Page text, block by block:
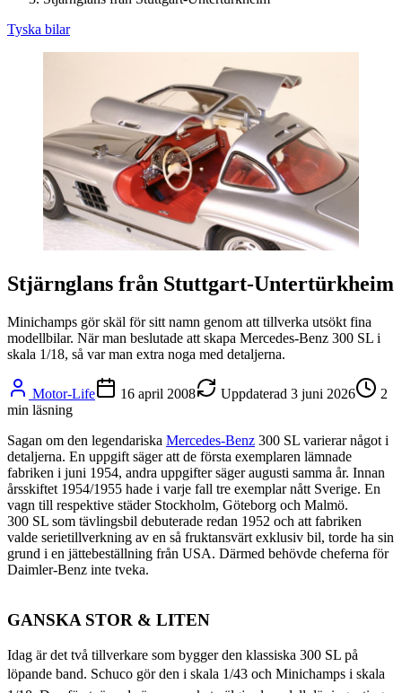
Tyska bilar
Stjärnglans från Stuttgart-Untertürkheim
Minichamps gör skäl för sitt namn genom att tillverka utsökt fina
modellbilar. När man beslutade att skapa Mercedes-Benz 300 SL i
skala 1/18, så var man extra noga med detaljerna.
Motor-Life 16 april 2008 Uppdaterad 3 juni 2026
2
min läsning
Sagan om den legendariska Mercedes-Benz 300 SL varierar något i
detaljerna. En uppgift säger att de första exemplaren lämnade
fabriken i juni 1954, andra uppgifter säger augusti samma år. Innan
årsskiftet 1954/1955 hade i varje fall tre exemplar nått Sverige. En
vagn till respektive städer Stockholm, Göteborg och Malmö.
300 SL som tävlingsbil debuterade redan 1952 och att fabriken
valde serietillverkning av en så fruktansvärt exklusiv bil, torde ha sin
grund i en jättebeställning från USA. Därmed behövde cheferna för
Daimler-Benz inte tveka.
GANSKA STOR & LITEN
Idag är det två tillverkare som bygger den klassiska 300 SL på
löpande band. Schuco gör den i skala 1/43 och Minichamps i skala